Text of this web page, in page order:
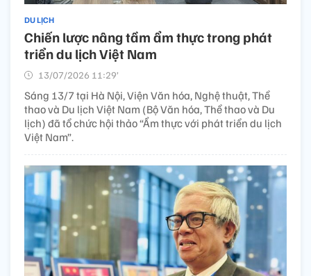
DU LỊCH
Chiến lược nâng tầm ẩm thực trong phát
triển du lịch Việt Nam
13/07/2026 11:29’
Sáng 13/7 tại Hà Nội, Viện Văn hóa, Nghệ thuật, Thể
thao và Du lịch Việt Nam (Bộ Văn hóa, Thể thao và Du
lịch) đã tổ chức hội thảo “Ẩm thực với phát triển du lịch
Việt Nam”.